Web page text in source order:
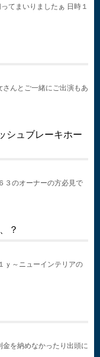
てまいりましたぁ 日時１
んとご一緒にご出演もあ
ュブレーキホー
３のオーナーの方必見で
？
～ニューインテリアの
を納めなかったり出頭に